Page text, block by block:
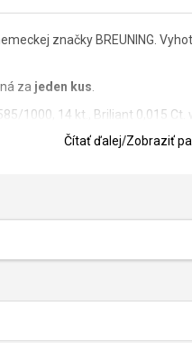
značky BREUNING.
za jeden kus
1000, 14 kt., Briliant 0,015 Ct.
vybrať si gravírovanie,
je potrebné vopred uhradiť
prevodom. Obrúčka
Čítať ďalej/Zobraziť